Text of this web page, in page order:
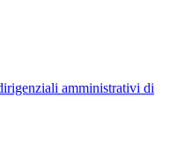
amministrativi di